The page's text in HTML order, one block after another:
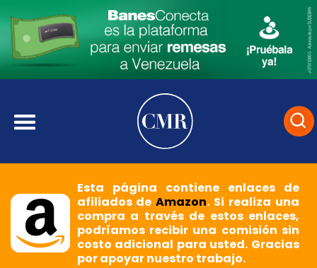
Esta página contiene enlaces de
afiliados deAmazon. Si realiza una
compra a través de estos enlaces,
podríamos recibir una comisión sin
costo adicional para usted. Gracias
por apoyar nuestro trabajo.